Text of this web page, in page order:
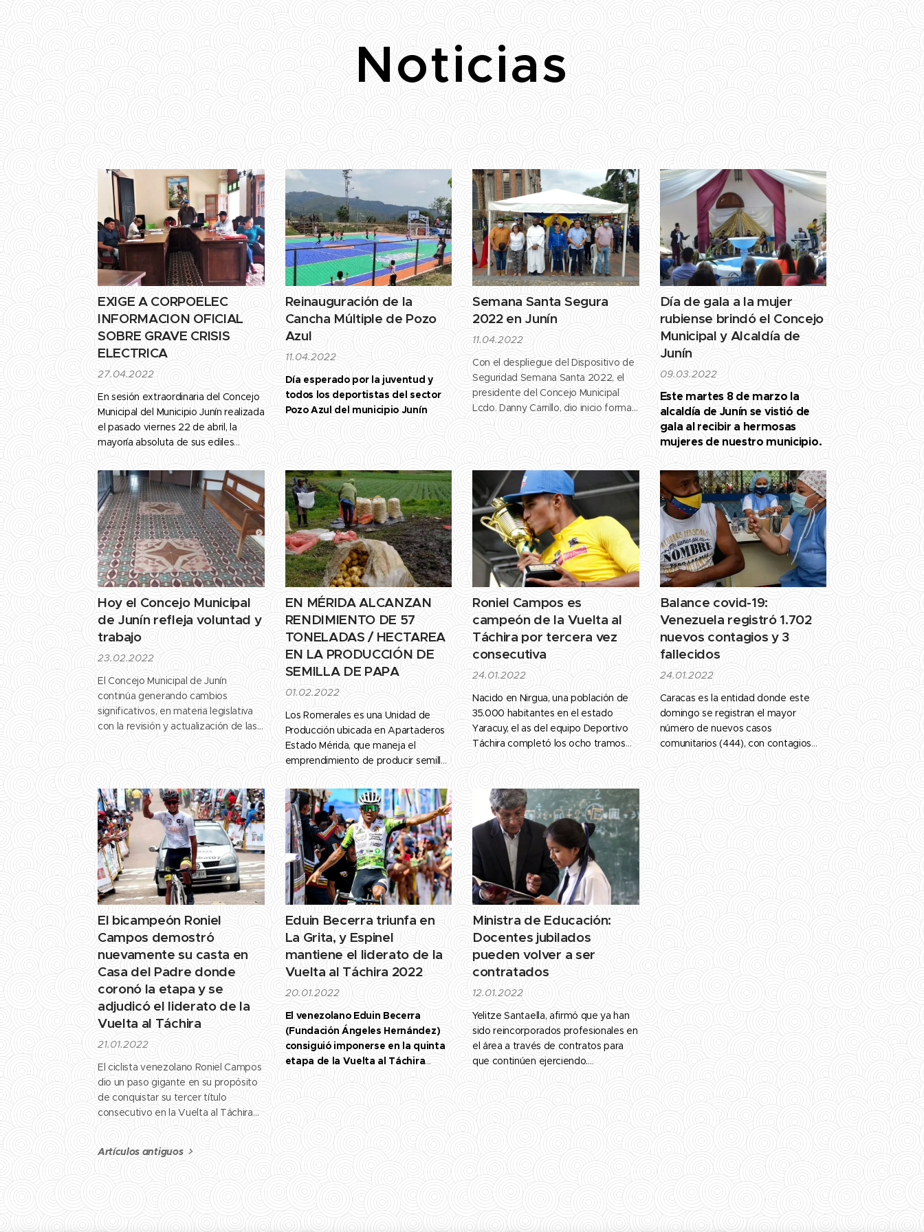
Noticias
EXIGE A CORPOELEC
INFORMACION OFICIAL
SOBRE GRAVE CRISIS
ELECTRICA
27.04.2022
En sesión extraordinaria del Concejo
Municipal del Municipio Junín realizada
el pasado viernes 22 de abril, la
mayoría absoluta de sus ediles
información oficial sobre la grave
problemática de la crisis eléctrica
que desde hace largo tiempo afecta
a esta importante comunidad
tachirense.
Reinauguración de la
Cancha Múltiple de Pozo
Azul
11.04.2022
Día esperado por la juventud y
todos los deportistas del sector
Pozo Azul del municipio Junín
Semana Santa Segura
2022 en Junín
11.04.2022
Con el despliegue del Dispositivo de
Seguridad Semana Santa 2022, el
presidente del Concejo Municipal
Lcdo. Danny Carrillo, dio inicio formal
Día de gala a la mujer
rubiense brindó el Concejo
Municipal y Alcaldía de
Junín
09.03.2022
Este martes 8 de marzo la
alcaldía de Junín se vistió de
gala al recibir a hermosas
mujeres de nuestro municipio.
Hoy el Concejo Municipal
de Junín refleja voluntad y
trabajo
23.02.2022
El Concejo Municipal de Junín
continúa generando cambios
significativos, en materia legislativa
con la revisión y actualización de las
encontraron en un estado de
abandono y descuido por parte de la
administración anterior.
Con la iniciativa de velar y...
EN MÉRIDA ALCANZAN
RENDIMIENTO DE 57
TONELADAS / HECTAREA
EN LA PRODUCCIÓN DE
SEMILLA DE PAPA
01.02.2022
Los Romerales es una Unidad de
Producción ubicada en Apartaderos
Estado Mérida, que maneja el
emprendimiento de producir semillas
fitosanitaria. Cabe destacar que este
proyecto se inició en el 2018 y es
dirigido por el licenciado Tulio
Villarreal, cuenta con el
acompañamiento de profesionales
especialistas en el...
Roniel Campos es
campeón de la Vuelta al
Táchira por tercera vez
consecutiva
24.01.2022
Nacido en Nirgua, una población de
35.000 habitantes en el estado
Yaracuy, el as del equipo Deportivo
Táchira completó los ocho tramos
Balance covid-19:
Venezuela registró 1.702
nuevos contagios y 3
fallecidos
24.01.2022
Caracas es la entidad donde este
domingo se registran el mayor
número de nuevos casos
comunitarios (444), con contagios
El bicampeón Roniel
Campos demostró
nuevamente su casta en
Casa del Padre donde
coronó la etapa y se
adjudicó el liderato de la
Vuelta al Táchira
21.01.2022
El ciclista venezolano Roniel Campos
dio un paso gigante en su propósito
de conquistar su tercer título
consecutivo en la Vuelta al Táchira
exhibición de fuerza en el ascenso a
Eduin Becerra triunfa en
La Grita, y Espinel
mantiene el liderato de la
Vuelta al Táchira 2022
20.01.2022
El venezolano Eduin Becerra
(Fundación Ángeles Hernández)
consiguió imponerse en la quinta
etapa de la Vuelta al Táchira
Ministra de Educación:
Docentes jubilados
pueden volver a ser
contratados
12.01.2022
Yelitze Santaella, afirmó que ya han
sido reincorporados profesionales en
el área a través de contratos para
que continúen ejerciendo.
Artículos antiguos